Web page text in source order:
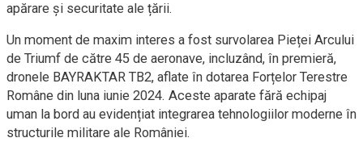
apărare și securitate ale țării.
Un moment de maxim interes a fost survolarea Pieței Arcului
de Triumf de către 45 de aeronave, incluzând, în premieră,
dronele BAYRAKTAR TB2, aflate în dotarea Forțelor Terestre
Române din luna iunie 2024. Aceste aparate fără echipaj
uman la bord au evidențiat integrarea tehnologiilor moderne în
structurile militare ale României.